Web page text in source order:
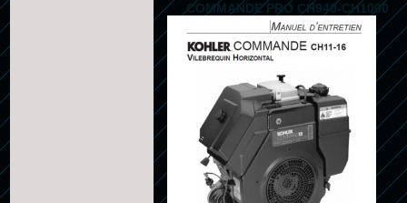
COMMANDE PRO CH940-CH1000